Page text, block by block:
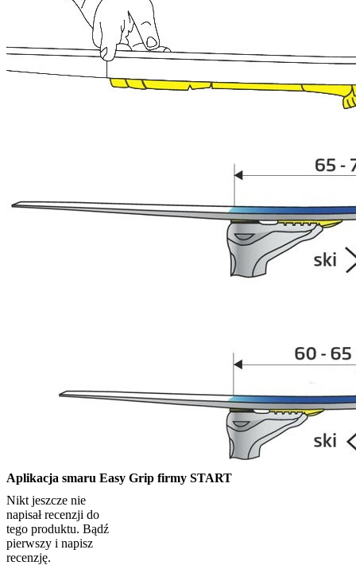
Aplikacja smaru Easy Grip firmy START
Nikt jeszcze nie
napisał recenzji do
tego produktu. Bądź
pierwszy i napisz
recenzję.